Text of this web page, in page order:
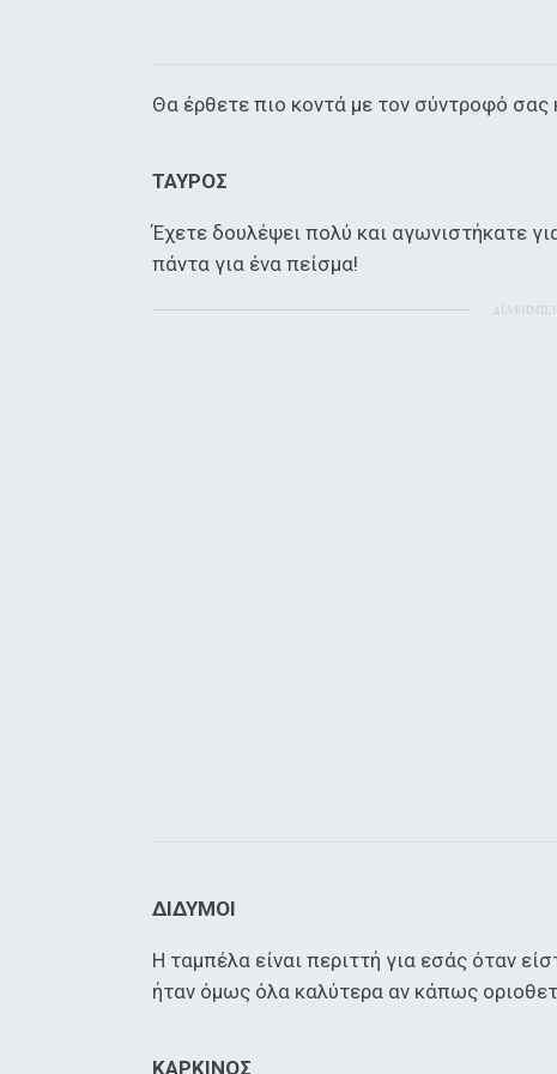
Θα έρθετε πιο κοντά με τον σύντροφό σας
ΤΑΥΡΟΣ
Έχετε δουλέψει πολύ και αγωνιστήκατε
πάντα για ένα πείσμα!
ΔΙΔΥΜΟΙ
Η ταμπέλα είναι περιττή για εσάς όταν
ήταν όμως όλα καλύτερα αν κάπως
ΚΑΡΚΙΝΟΣ